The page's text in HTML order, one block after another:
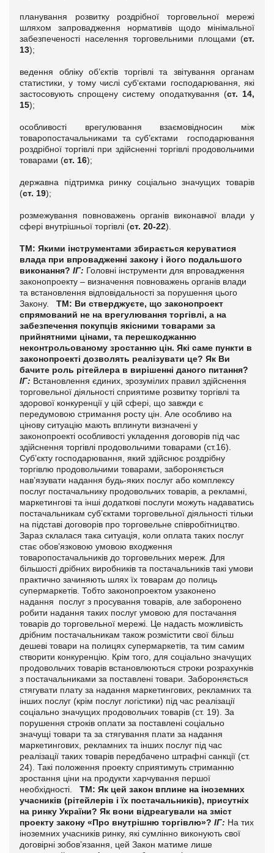
планування розвитку роздрібної торговельної мережі
шляхом запровадження нормативів щодо мінімальної
забезпеченості населення торговельними площами (ст.
13);
ведення обліку об’єктів торгівлі та звітування органам
статистики, у тому числі суб‘єктами господарювання, які
застосовують спрощену систему оподаткування (ст. 14,
15);
особливості врегулювання взаємовідносин між
товаропостачальниками та суб’єктами
господарювання
роздрібної торгівлі при здійсненні торгівлі продовольчими
товарами (ст. 16);
державна підтримка ринку соціально значущих товарів
(ст. 19);
розмежування повноважень органів виконавчої влади у
сфері внутрішньої торгівлі (ст. 20-22).
ТМ: Якими інструментами збирається керуватися
влада при впровадженні закону і його подальшого
виконання? ІГ: Головні інструменти для впровадження
законопроекту – визначення повноважень органів влади
та встановлення відповідальності за порушення цього
Закону.
ТМ: Ви стверджуєте, що законопроект
спрямований не на врегулювання торгівлі, а на
забезпечення покупців якісними товарами за
прийнятними цінами, та перешкоджанню
неконтрольованому зростанню цін. Які саме пункти в
законопроекті дозволять реалізувати це? Як Ви
бачите роль рітейлера в вирішенні даного питання?
ІГ: Встановлення єдиних, зрозумілих правил здійснення
торговельної діяльності сприятиме розвитку торгівлі та
здорової конкуренції у цій сфері, що завжди є
передумовою стримання росту цін. Але особливо на
цінову ситуацію мають вплинути визначені у
законопроекті особливості укладення договорів під час
здійснення торгівлі продовольчими товарами (ст.16).
Суб’єкту господарювання, який здійснює роздрібну
торгівлю продовольчими товарами, забороняється
нав’язувати надання будь-яких послуг або комплексу
послуг постачальнику продовольчих товарів, а рекламні,
маркетингові та інші додаткові послуги можуть надаватись
постачальникам суб’єктами торговельної діяльності тільки
на підставі договорів про торговельне співробітництво.
Зараз склалася така ситуація, коли оплата таких послуг
стає обов’язковою умовою входження
товаропостачальників до торговельних мереж. Для
більшості дрібних виробників та постачальників такі умови
практично зачиняють шлях їх товарам до полиць
супермаркетів. Тобто законопроектом узаконено
надання послуг з просування товарів, але заборонено
робити надання таких послуг умовою для постачання
товарів до торговельної мережі. Це надасть можливість
дрібним постачальникам також розмістити свої більш
дешеві товари на полицях супермаркетів, та тим самим
створити конкуренцію.
Крім того, для соціально значущих
продовольчих товарів встановлюються строки розрахунків
з постачальниками за поставлені товари. Забороняється
стягувати плату за надання маркетингових, рекламних та
інших послуг (крім послуг логістики) під час реалізації
соціально значущих продовольчих товарів (ст. 19). За
порушення строків оплати за поставлені соціально
значущі товари та за стягування плати за надання
маркетингових, рекламних та інших послуг під час
реалізації таких товарів передбачено штрафні санкції (ст.
24). Такі положення проекту сприятимуть стриманню
зростання ціни на продукти харчування першої
необхідності.
ТМ: Як цей закон вплине на іноземних
учасників (рітейлерів і їх постачальників), присутніх
на ринку України? Як вони відреагували на зміст
проекту закону «Про внутрішню торгівлю»? ІГ: На тих
іноземних учасників ринку, які сумлінно виконують свої
договірні зобов’язання, цей Закон матиме лише